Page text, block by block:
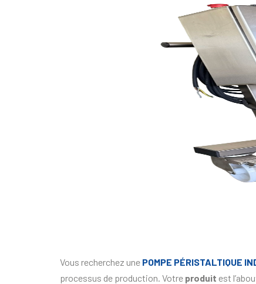
Vous recherchez une POMPE PÉRISTALTIQUE
processus de production. Votre produit est